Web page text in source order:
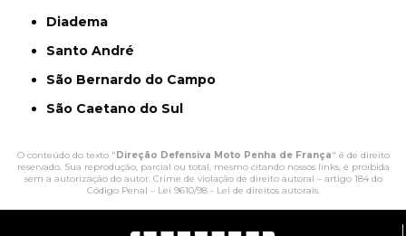
Diadema
Santo André
São Bernardo do Campo
São Caetano do Sul
O conteúdo do texto "Direção Defensiva Moto Penha de França" é de direito
reservado. Sua reprodução, parcial ou total, mesmo citando nossos links, é proibida
sem a autorização do autor. Crime de violação de direito autoral – artigo 184 do
Código Penal – Lei 9610/98 - Lei de direitos autorais.